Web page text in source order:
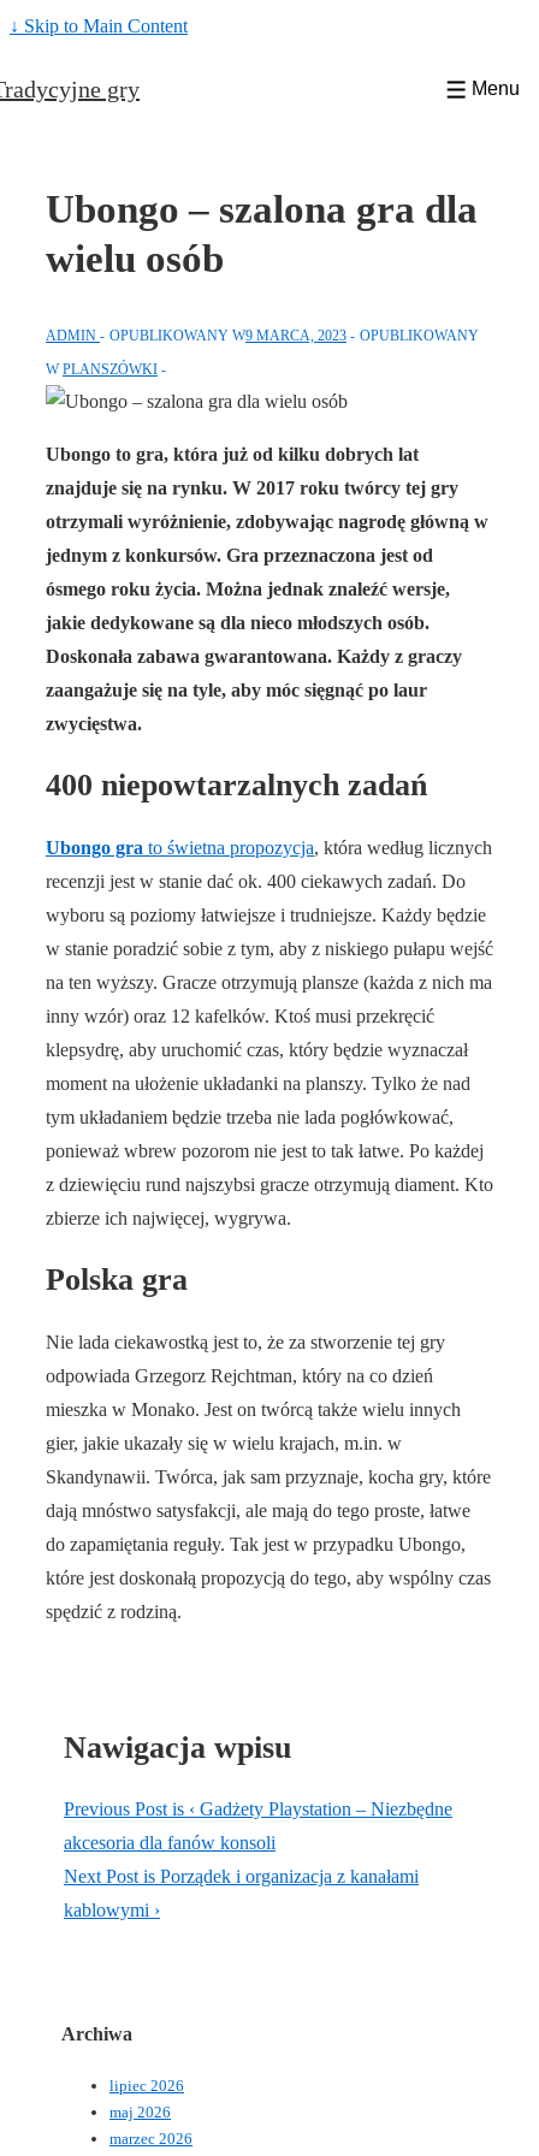
↓ Skip to Main Content
gry Menu
Ubongo – szalona gra dla
wielu osób
ADMIN OPUBLIKOWANY W9 MARCA, 2023
OPUBLIKOWANY
WPLANSZÓWKI
Ubongo to gra, która już od kilku dobrych lat
znajduje się na rynku. W 2017 roku twórcy tej gry
otrzymali wyróżnienie, zdobywając nagrodę główną w
jednym z konkursów. Gra przeznaczona jest od
ósmego roku życia. Można jednak znaleźć wersje,
jakie dedykowane są dla nieco młodszych osób.
Doskonała zabawa gwarantowana. Każdy z graczy
zaangażuje się na tyle, aby móc sięgnąć po laur
zwycięstwa.
400 niepowtarzalnych zadań
Ubongo gra to świetna propozycja, która według licznych
recenzji jest w stanie dać ok. 400 ciekawych zadań. Do
wyboru są poziomy łatwiejsze i trudniejsze. Każdy będzie
w stanie poradzić sobie z tym, aby z niskiego pułapu wejść
na ten wyższy. Gracze otrzymują plansze (każda z nich ma
inny wzór) oraz 12 kafelków. Ktoś musi przekręcić
klepsydrę, aby uruchomić czas, który będzie wyznaczał
moment na ułożenie układanki na planszy. Tylko że nad
tym układaniem będzie trzeba nie lada pogłówkować,
ponieważ wbrew pozorom nie jest to tak łatwe. Po każdej
z dziewięciu rund najszybsi gracze otrzymują diament. Kto
zbierze ich najwięcej, wygrywa.
Polska gra
Nie lada ciekawostką jest to, że za stworzenie tej gry
odpowiada Grzegorz Rejchtman, który na co dzień
mieszka w Monako. Jest on twórcą także wielu innych
gier, jakie ukazały się w wielu krajach, m.in. w
Skandynawii. Twórca, jak sam przyznaje, kocha gry, które
dają mnóstwo satysfakcji, ale mają do tego proste, łatwe
do zapamiętania reguły. Tak jest w przypadku Ubongo,
które jest doskonałą propozycją do tego, aby wspólny czas
spędzić z rodziną.
Nawigacja wpisu
Previous Post is ‹ Gadżety Playstation – Niezbędne
akcesoria dla fanów konsoli
Next Post is Porządek i organizacja z kanałami
kablowymi ›
Archiwa
lipiec 2026
maj 2026
marzec 2026